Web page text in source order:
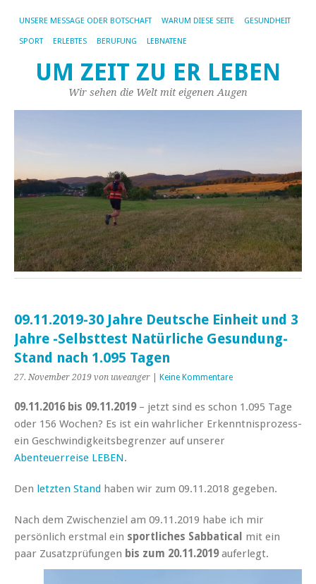
UNSERE MESSAGE ODER BOTSCHAFT WARUM DIESE SEITE GESUNDHEIT
SPORT ERLEBTES BERUFUNG LEBNATENE
UM ZEIT ZU ER LEBEN
Wir sehen die Welt mit eigenen Augen
09.11.2019-30 Jahre Deutsche Einheit und 3
Jahre -Selbsttest Natürliche Gesundung-
Stand nach 1.095 Tagen
27. November 2019 von uweanger Keine Kommentare
09.11.2016 bis 09.11.2019– jetzt sind es schon 1.095 Tage
oder 156 Wochen? Es ist ein wahrlicher Erkenntnisprozess-
ein Geschwindigkeitsbegrenzer auf unserer
Abenteuerreise LEBEN.
Den letzten Stand haben wir zum 09.11.2018 gegeben.
Nach dem Zwischenziel am 09.11.2019 habe ich mir
persönlich erstmal ein sportliches Sabbatical
mit ein
paar Zusatzprüfungen bis zum 20.11.2019auferlegt.